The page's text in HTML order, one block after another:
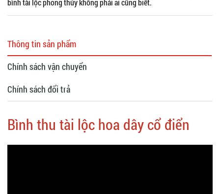
bình tài lộc phong thủy không phải ai cũng biết.
Thông tin sản phẩm
Chính sách vận chuyển
Chính sách đổi trả
Bình thu tài lộc hoa dây cổ điển